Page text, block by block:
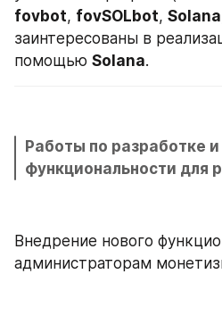
fovbot, fovSOLbot, Solana
заинтересованы в
помощью Solana.
Работы по разработке
функциональности для
Внедрение нового
администраторам